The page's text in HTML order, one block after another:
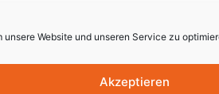
Website und unseren Service zu
Akzeptieren